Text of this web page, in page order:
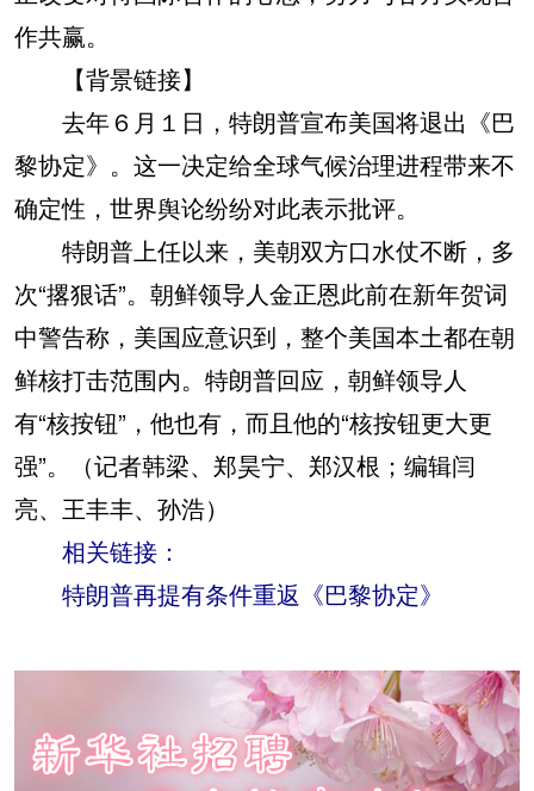
作共赢。
【背景链接】
去年６月１日，特朗普宣布美国将退出《巴
黎协定》。这一决定给全球气候治理进程带来不
确定性，世界舆论纷纷对此表示批评。
特朗普上任以来，美朝双方口水仗不断，多
次“撂狠话”。朝鲜领导人金正恩此前在新年贺词
中警告称，美国应意识到，整个美国本土都在朝
鲜核打击范围内。特朗普回应，朝鲜领导人
有“核按钮”，他也有，而且他的“核按钮更大更
强”。（记者韩梁、郑昊宁、郑汉根；编辑闫
亮、王丰丰、孙浩）
相关链接：
特朗普再提有条件重返《巴黎协定》